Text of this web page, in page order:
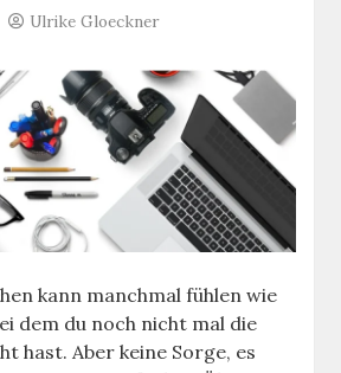
Ulrike Gloeckner
kann manchmal fühlen wie
dem du noch nicht mal die
hast. Aber keine Sorge, es